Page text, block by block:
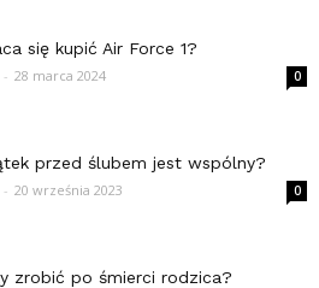
się kupić Air Force 1?
- 28 marca 2024 0
przed ślubem jest wspólny?
- 20 września 2023 0
zrobić po śmierci rodzica?